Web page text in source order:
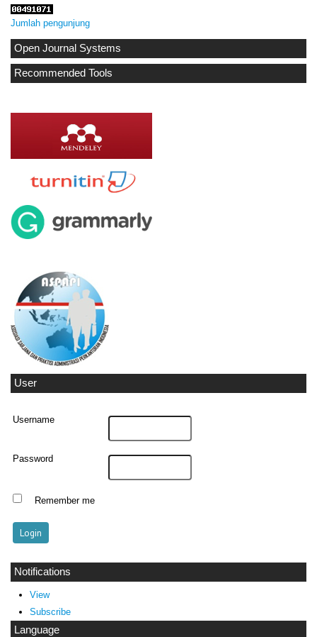
Jumlah pengunjung
Open Journal Systems
Recommended Tools
User
Username
Password
Remember me
Notifications
View
Subscribe
Language